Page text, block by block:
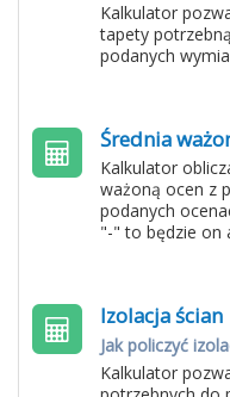
Kalkulator
tapety
podanych
Średnia
Kalkulator
ważoną ocen z
podanych
"-" to będzie on
Izolacja ścian
Jak policzyć
Kalkulator